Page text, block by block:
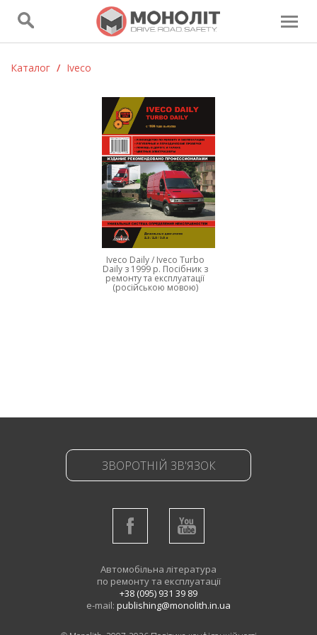
Каталог / Iveco
Iveco Daily / Iveco Turbo
Daily з 1999 р. Посібник з
ремонту та експлуатації
(російською мовою)
ЗВОРОТНІЙ ЗВ'ЯЗОК
Автомобільна література
по ремонту та експлуатації
+38 (095) 931 39 89
e-mail: publishing@monolith.in.ua